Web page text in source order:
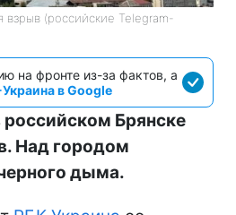
взрыв (российские Telegram-
на фронте из-за фактов, а
в Google
российском Брянске
Над городом
дыма.